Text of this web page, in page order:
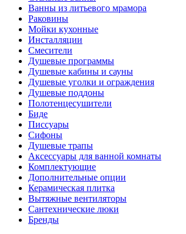
Ванны из литьевого мрамора
Раковины
Мойки кухонные
Инсталляции
Смесители
Душевые программы
Душевые кабины и сауны
Душевые уголки и ограждения
Душевые поддоны
Полотенцесушители
Биде
Писсуары
Сифоны
Душевые трапы
Аксессуары для ванной комнаты
Комплектующие
Дополнительные опции
Керамическая плитка
Вытяжные вентиляторы
Сантехнические люки
Бренды